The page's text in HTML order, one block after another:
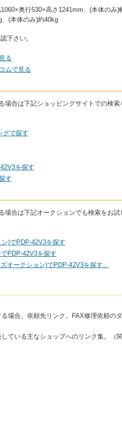
奥行530×高さ1241mm、(本体のみ)
(本体のみ)約40kg
下さい。
る
ムで見る
場合は下記ショッピングサイトでの検
グで探す
を探す
す
場合は下記オークションでも検索をお
)でPDP-42V3を探す
PDP-42V3を探す
オークション)でPDP-42V3を探す。
場合、依頼先リンク。FAX修理依頼の
ている主なショップへのリンク集。（